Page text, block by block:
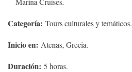
Categoría: Tours culturales y temáticos.
Inicio en: Atenas, Grecia.
Duración: 5 horas.